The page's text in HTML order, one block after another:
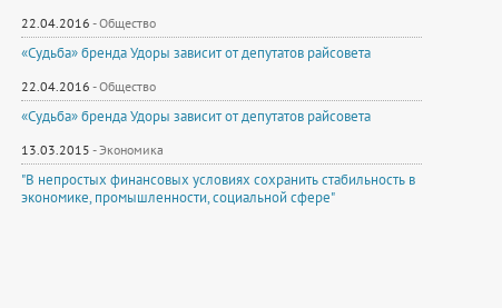
22.04.2016 -Общество
«Судьба» бренда Удоры зависит от депутатов райсовета
22.04.2016 -Общество
«Судьба» бренда Удоры зависит от депутатов райсовета
13.03.2015 -Экономика
"В непростых финансовых условиях сохранить стабильность в
экономике, промышленности, социальной сфере"